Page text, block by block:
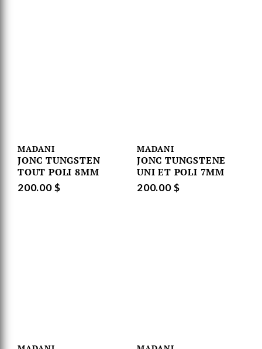
MADANI
JONC TUNGSTEN
TOUT POLI 8MM
200.00 $
MADANI
JONC TUNGSTENE
UNI ET POLI 7MM
200.00 $